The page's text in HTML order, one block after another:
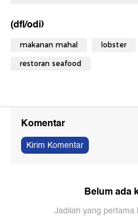
(dfl/odi)
makanan mahal lobster
restoran seafood
Komentar
Kirim Komentar
Belum ada
Jadilah yang